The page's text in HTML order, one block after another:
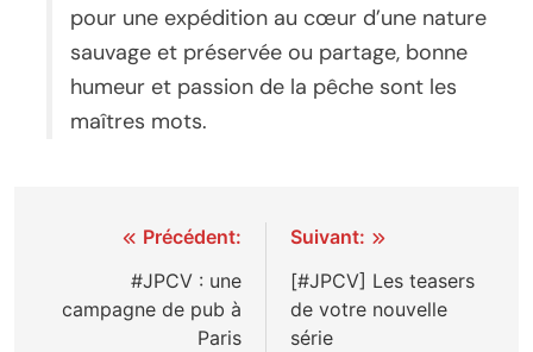
pour une expédition au cœur d’une nature
sauvage et préservée ou partage, bonne
humeur et passion de la pêche sont les
maîtres mots.
Navigation
l’article
Précédent:
#JPCV : une
campagne de pub à
Paris
Suivant:
[#JPCV] Les teasers
de votre nouvelle
série